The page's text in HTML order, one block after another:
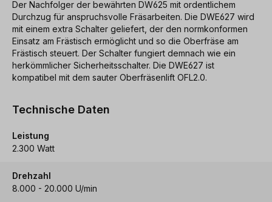
Der Nachfolger der bewährten DW625 mit ordentlichem
Durchzug für anspruchsvolle Fräsarbeiten. Die DWE627 wird
mit einem extra Schalter geliefert, der den normkonformen
Einsatz am Frästisch ermöglicht und so die Oberfräse am
Frästisch steuert. Der Schalter fungiert demnach wie ein
herkömmlicher Sicherheitsschalter. Die DWE627 ist
kompatibel mit dem sauter Oberfräsenlift OFL2.0.
Technische Daten
Leistung
2.300 Watt
Drehzahl
8.000 - 20.000 U/min